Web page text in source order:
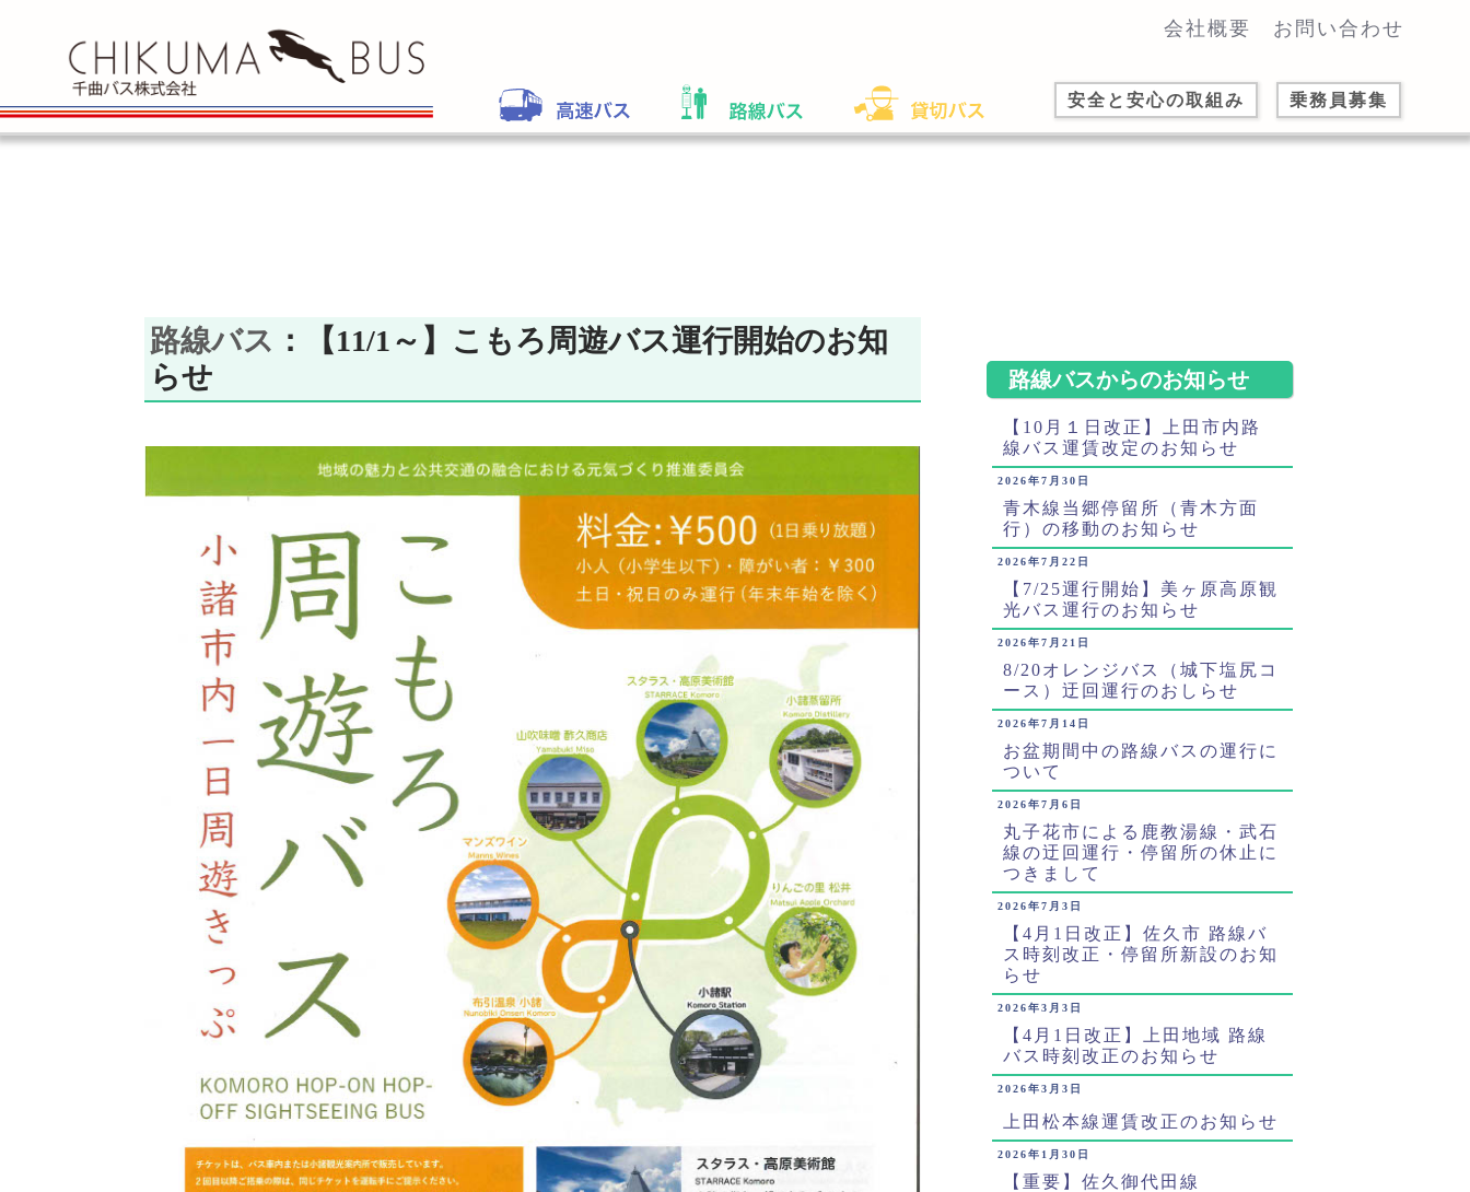
会社概要 お問い合わせ
安全と安心の取組み 乗務員募集
路線バス ：【11/1～】こもろ周遊バス運行開始のお知
らせ
路線バスからのお知らせ
【10月１日改正】上田市内路
線バス運賃改定のお知らせ
2026年7月30日
青木線当郷停留所（青木方面
行）の移動のお知らせ
2026年7月22日
【7/25運行開始】美ヶ原高原観
光バス運行のお知らせ
2026年7月21日
8/20オレンジバス（城下塩尻コ
ース）迂回運行のおしらせ
2026年7月14日
お盆期間中の路線バスの運行に
ついて
2026年7月6日
丸子花市による鹿教湯線・武石
線の迂回運行・停留所の休止に
つきまして
2026年7月3日
【4月1日改正】佐久市 路線バ
ス時刻改正・停留所新設のお知
らせ
2026年3月3日
【4月1日改正】上田地域 路線
バス時刻改正のお知らせ
2026年3月3日
上田松本線運賃改正のお知らせ
2026年1月30日
【重要】佐久御代田線